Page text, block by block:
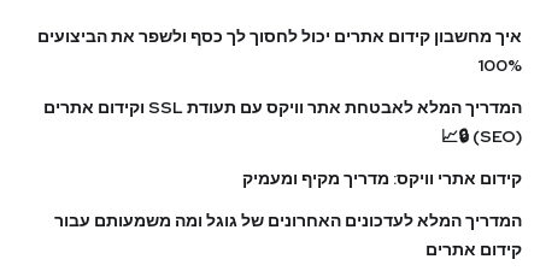
איך מחשבון קידום אתרים יכול לחסוך לך כסף ולשפר את הביצועים
100%
המדריך המלא לאבטחת אתר וויקס עם תעודת SSL וקידום אתרים
(SEO) 🔒📈
קידום אתרי וויקס: מדריך מקיף ומעמיק
המדריך המלא לעדכונים האחרונים של גוגל ומה משמעותם עבור
קידום אתרים